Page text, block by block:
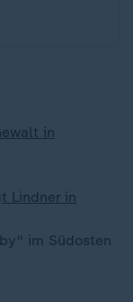
in
Lindner in
im Südosten